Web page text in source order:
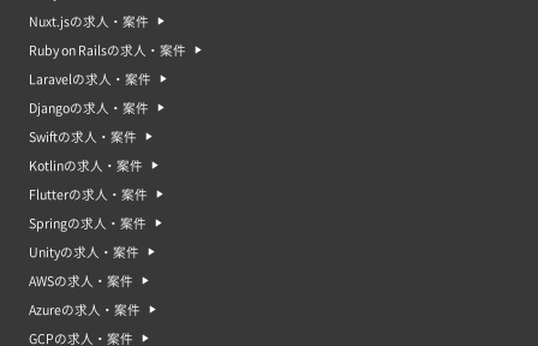
Nuxt.jsの求人・案件
Ruby on Railsの求人・案件
Laravelの求人・案件
Djangoの求人・案件
Swiftの求人・案件
Kotlinの求人・案件
Flutterの求人・案件
Springの求人・案件
Unityの求人・案件
AWSの求人・案件
Azureの求人・案件
GCPの求人・案件